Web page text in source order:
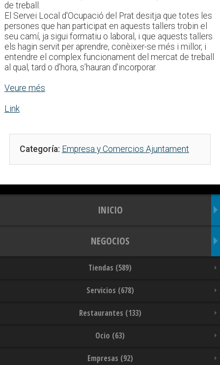
de treball.
El Servei Local d'Ocupació del Prat desitja que totes les
persones que han participat en aquests tallers trobin el
seu camí, ja sigui formatiu o laboral, i que aquests tallers
els hagin servit per aprendre, conèixer-se més i millor, i
entendre el complex funcionament del mercat de treball
al qual, tard o d’hora, s’hauran d’incorporar.
Veure més
Link
Categoría: Empresa y Comercios Ajuntament
INICIO
NEGOCIOS
Tiendas (589)
Servicios (678)
Restaurantes (133)
Ocio (63)
Empresas (92)